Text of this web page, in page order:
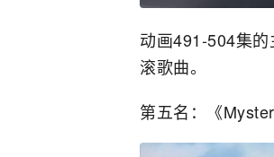
动画491-504集
滚歌曲。
第五名：《